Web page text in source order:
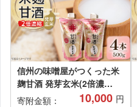
信州の味噌屋がつくった米
麹甘酒 発芽玄米(2倍濃
縮)500g×4本【1576474】
寄附金額： 10,000 円